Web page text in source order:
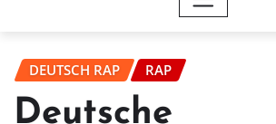
DEUTSCH RAP RAP
Deutsche